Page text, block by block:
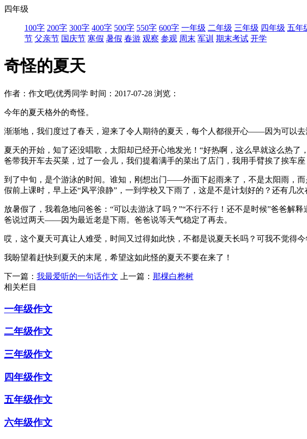
四年级
100字 200字 300字 400字 500字 550字 600字 一年级 二年级 三年级 四年级 五年
节 父亲节 国庆节 寒假 暑假 春游 观察 参观 周末 军训 期末考试 开学
奇怪的夏天
作者：作文吧(优秀同学 时间：2017-07-28 浏览：
今年的夏天格外的奇怪。
渐渐地，我们度过了春天，迎来了令人期待的夏天，每个人都很开心——因为可以去
夏天的开始，知了还没唱歌，太阳却已经开心地发光！“好热啊，这么早就这么热
爸带我开车去买菜，过了一会儿，我们提着满手的菜出了店门，我用手臂挨了挨车
到了中旬，是个游泳的时间。谁知，刚想出门——外面下起雨来了，不是太阳雨，
假前上课时，早上还“风平浪静”，一到学校又下雨了，这是不是计划好的？还有几
放暑假了，我着急地问爸爸：“可以去游泳了吗？”“不行不行！还不是时候”爸爸
爸说过两天——因为最近老是下雨。爸爸说等天气稳定了再去。
哎，这个夏天可真让人难受，时间又过得如此快，不都是说夏天长吗？可我不觉得
我盼望着赶快到夏天的末尾，希望这如此怪的夏天不要在来了！
下一篇： 我最爱听的一句话作文 上一篇： 那棵白桦树
相关栏目
一年级作文
二年级作文
三年级作文
四年级作文
五年级作文
六年级作文